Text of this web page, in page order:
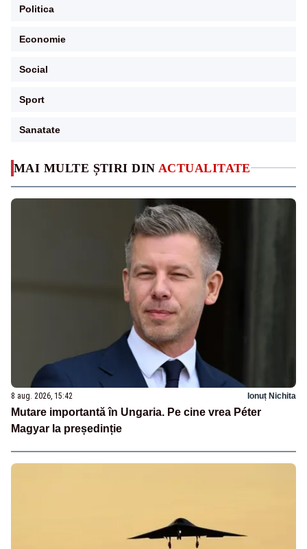
MAI MULTE ȘTIRI DIN ACTUALITATE
8 aug. 2026, 15:42 Ionuț Nichita
Mutare importantă în Ungaria. Pe cine vrea Péter
Magyar la președinție
Politica
Economie
Social
Sport
Sanatate